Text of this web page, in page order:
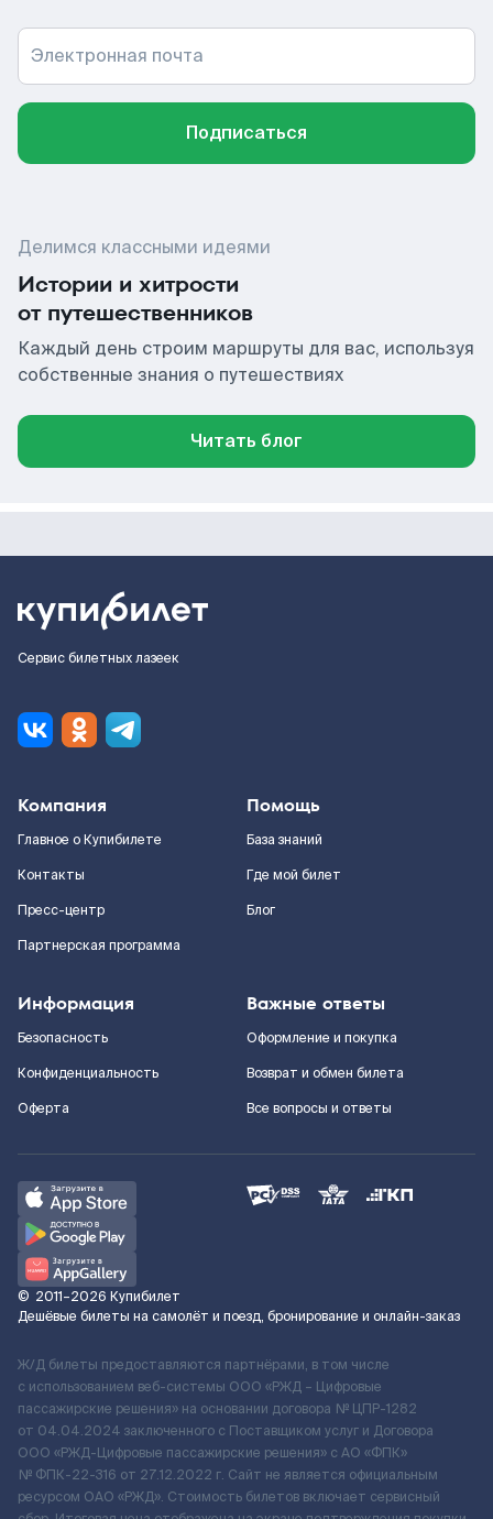
Электронная почта
Подписаться
Делимся классными идеями
Истории и хитрости
от путешественников
Каждый день строим маршруты для вас, используя
собственные знания о путешествиях
Читать блог
Сервис билетных лазеек
Компания
Главное о Купибилете
Контакты
Пресс-центр
Партнерская программа
Помощь
База знаний
Где мой билет
Блог
Информация
Безопасность
Конфиденциальность
Оферта
Важные ответы
Оформление и покупка
Возврат и обмен билета
Все вопросы и ответы
© 2011–2026 Купибилет
Дешёвые билеты на самолёт и поезд, бронирование и онлайн-заказ
Ж/Д билеты предоставляются партнёрами, в том числе
с использованием веб-системы ООО «РЖД – Цифровые
пассажирские решения» на основании договора № ЦПР-1282
от 04.04.2024 заключенного с Поставщиком услуг и Договора
ООО «РЖД-Цифровые пассажирские решения» c АО «ФПК»
№ ФПК-22-316 от 27.12.2022 г. Сайт не является официальным
ресурсом ОАО «РЖД». Стоимость билетов включает сервисный